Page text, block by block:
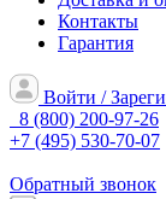
Контакты
Гарантия
Войти /
8 (800) 200-97-26
+7 (495) 530-70-07
Обратный звонок